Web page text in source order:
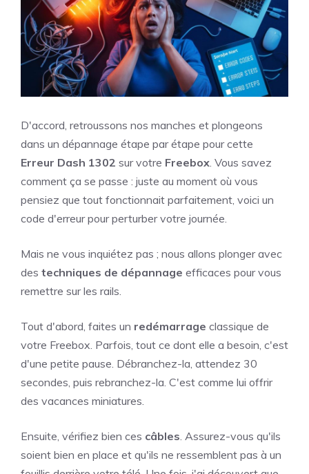
D'accord, retroussons nos manches et plongeons
dans un dépannage étape par étape pour cette
Erreur Dash 1302 sur votre Freebox . Vous savez
comment ça se passe : juste au moment où vous
pensiez que tout fonctionnait parfaitement, voici un
code d'erreur pour perturber votre journée.
Mais ne vous inquiétez pas ; nous allons plonger avec
des techniques de dépannage efficaces pour vous
remettre sur les rails.
Tout d'abord, faites un redémarrage classique de
votre Freebox. Parfois, tout ce dont elle a besoin, c'est
d'une petite pause. Débranchez-la, attendez 30
secondes, puis rebranchez-la. C'est comme lui offrir
des vacances miniatures.
Ensuite, vérifiez bien ces câbles . Assurez-vous qu'ils
soient bien en place et qu'ils ne ressemblent pas à un